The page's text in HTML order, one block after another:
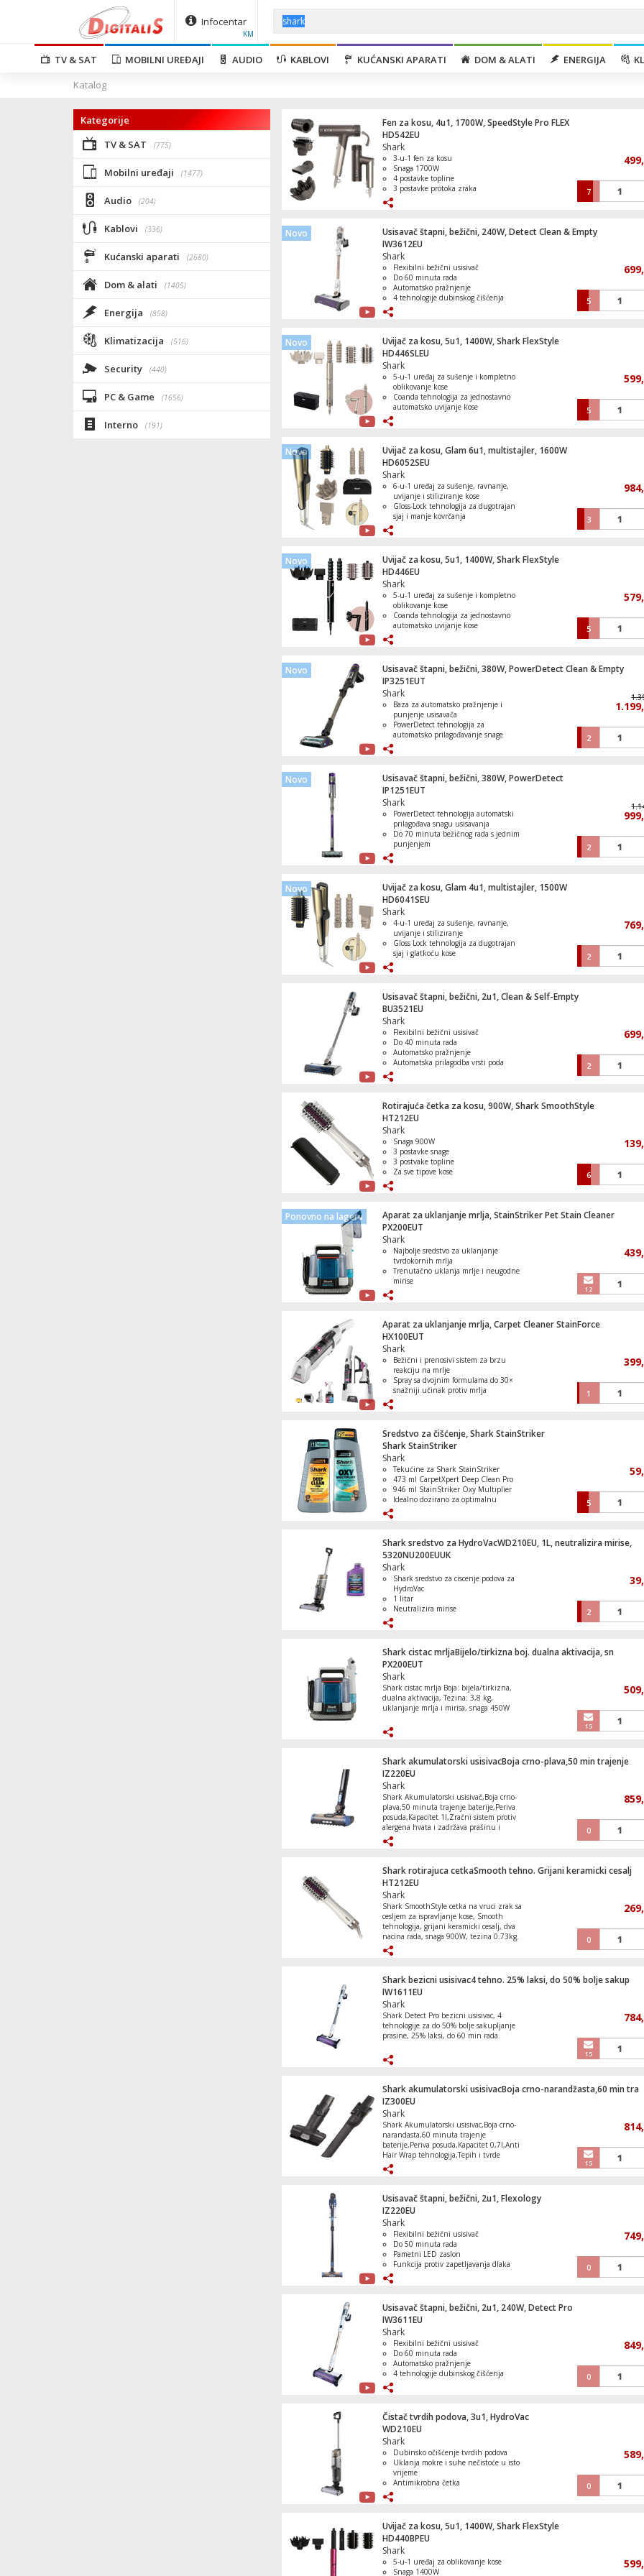
Infocentar
KM
TV & SAT MOBILNI UREĐAJI AUDIO KABLOVI KUĆANSKI APARATI DOM & ALATI ENERGIJA
Katalog
Kategorije
TV & SAT
(775)
Mobilni uređaji (1477)
Audio (204)
Kablovi (336)
Kućanski aparati (2680)
Dom & alati (1405)
Energija (858)
Klimatizacija (516)
Security (440)
PC & Game (1656)
Interno (191)
Fen za kosu, 4u1, 1700W, SpeedStyle Pro FLEX
HD542EU
Shark
3-u-1 fen za kosu
Snaga 1700W
4 postavke topline
3 postavke protoka zraka
7
Novo
Usisavač štapni, bežični, 240W, Detect Clean & Empty
IW3612EU
Shark
Flexibilni bežični usisivač
Do 60 minuta rada
Automatsko pražnjenje
4 tehnologije dubinskog čišćenja
protiv dlačica
5
Novo
Uvijač za kosu, 5u1, 1400W, Shark FlexStyle
HD446SLEU
Shark
5-u-1 uređaj za sušenje i kompletno
oblikovanje kose
Coanda tehnologija za jednostavno
automatsko uvijanje kose
oštećenja kose
Pet profesionalnih nastavaka i
praktična kutija za odlaganje
Tri nivoa temperature i tri brzine
puhanja za potpunu kontrolu
stiliziranja
5
Novo
Uvijač za kosu, Glam 6u1, multistajler, 1600W
HD6052SEU
Shark
6-u-1 uređaj za sušenje, ravnanje,
uvijanje i stiliziranje kose
Gloss-Lock tehnologija za dugotrajan
sjaj i manje kovrčanja
kontrolu temperature i protoka zraka
Šest profesionalnih nastavaka za
različite stilove frizura
Tri nivoa temperature, tri brzine
puhanja i funkcija Cool Shot
3
Novo
Uvijač za kosu, 5u1, 1400W, Shark FlexStyle
HD446EU
Shark
5-u-1 uređaj za sušenje i kompletno
oblikovanje kose
Coanda tehnologija za jednostavno
automatsko uvijanje kose
oštećenja kose
Pet profesionalnih nastavaka i
praktična kutija za odlaganje
Tri nivoa temperature i tri brzine
puhanja za potpunu kontrolu
stiliziranja
5
Novo
Usisavač štapni, bežični, 380W, PowerDetect Clean & Empty
IP3251EUT
Shark
Baza za automatsko pražnjenje i
punjenje usisavača
PowerDetect tehnologija za
automatsko prilagođavanje snage
Do 70 minuta bežičnog rada s jednim
punjenjem
DuoClean Detect četka s Anti Hair
Wrap Plus tehnologijom
Flexology savitljiva cijev za jednostavno
čišćenje ispod namještaja
2
Novo
Usisavač štapni, bežični, 380W, PowerDetect
IP1251EUT
Shark
PowerDetect tehnologija automatski
prilagođava snagu usisavanja
Do 70 minuta bežičnog rada s jednim
punjenjem
podove i tepihe
Anti Hair Wrap Plus tehnologija protiv
zapetljavanja dlaka
Flexology savitljiva cijev za lako
čišćenje ispod namještaja
2
Novo
Uvijač za kosu, Glam 4u1, multistajler, 1500W
HD6041SEU
Shark
4-u-1 uređaj za sušenje, ravnanje,
uvijanje i stiliziranje
Gloss Lock tehnologija za dugotrajan
sjaj i glatkoću kose
oblikovanje kovrča
Tri nivoa temperature i tri brzine
protoka zraka
Brzo sušenje bez termičkih oštećenja
2
Usisavač štapni, bežični, 2u1, Clean & Self-Empty
BU3521EU
Shark
Flexibilni bežični usisivač
Do 40 minuta rada
Automatsko pražnjenje
Automatska prilagodba vrsti poda
upotrebu
2
Rotirajuća četka za kosu, 900W, Shark SmoothStyle
HT212EU
Shark
Snaga 900W
3 postavke snage
3 postvake topline
Za sve tipove kose
6
Ponovno na lageru
Aparat za uklanjanje mrlja, StainStriker Pet Stain Cleaner
PX200EUT
Shark
Najbolje sredstvo za uklanjanje
tvrdokornih mrlja
Trenutačno uklanja mrlje i neugodne
mirise
uklanjanje mrlja od kućnih ljubimaca
Spremnik čiste / prljave vode - 1.25
lit./ 720 ml
Kompaktno i prijenosno pranje na licu
mjesta
12
Aparat za uklanjanje mrlja, Carpet Cleaner StainForce
HX100EUT
Shark
Bežični i prenosivi sistem za brzu
reakciju na mrlje
Spray sa dvojnim formulama do 30×
snažniji učinak protiv mrlja
Funkcija Rinse & Go samočišćenja
Kompaktan i lagan dizajn za
korištenje na različitim površinama
1
Sredstvo za čišćenje, Shark StainStriker
Shark StainStriker
Shark
Tekućine za Shark StainStriker
473 ml CarpetXpert Deep Clean Pro
946 ml StainStriker Oxy Multiplier
Idealno dozirano za optimalnu
Uklanja neugodne mirise i osvježava
tepihe
5
Shark sredstvo za HydroVacWD210EU, 1L, neutralizira mirise,
5320NU200EUUK
Shark
Shark sredstvo za ciscenje podova za
HydroVac
1 litar
Neutralizira mirise
2
Shark cistac mrljaBijelo/tirkizna boj. dualna aktivacija, sn
PX200EUT
Shark
Shark cistac mrlja Boja: bijela/tirkizna,
dualna aktivacija, Tezina: 3,8 kg,
uklanjanje mrlja i mirisa, snaga 450W
15
Shark akumulatorski usisivacBoja crno-plava,50 min trajenje
IZ220EU
Shark
Shark Akumulatorski usisivač,Boja crno-
plava,50 minuta trajenje baterije,Periva
posuda,Kapacitet 1l,Zračni sistem protiv
alergena hvata i zadržava prašinu i
alergene,Težina 2,2kg
0
Shark rotirajuca cetkaSmooth tehno. Grijani keramicki cesalj
HT212EU
Shark
Shark SmoothStyle cetka na vruci zrak sa
cesljem za ispravljanje kose, Smooth
tehnologija, grijani keramicki cesalj, dva
nacina rada, snaga 900W, tezina 0.73kg.
0
Shark bezicni usisivac4 tehno. 25% laksi, do 50% bolje sakup
IW1611EU
Shark
Shark Detect Pro bezicni usisivac, 4
tehnologije za do 50% bolje sakupljanje
prasine, 25% laksi, do 60 min rada.
15
Shark akumulatorski usisivacBoja crno-narandžasta,60 min tra
IZ300EU
Shark
Shark Akumulatorski usisivac,Boja crno-
narandasta,60 minuta trajenje
baterije,Periva posuda,Kapacitet 0,7l,Anti
Hair Wrap tehnologija,Tepih i tvrde
podloge,Teina 4,6kg
15
Usisavač štapni, bežični, 2u1, Flexology
IZ220EU
Shark
Flexibilni bežični usisivač
Do 50 minuta rada
Pametni LED zaslon
Funkcija protiv zapetljavanja dlaka
0
Usisavač štapni, bežični, 2u1, 240W, Detect Pro
IW3611EU
Shark
Flexibilni bežični usisivač
Do 60 minuta rada
Automatsko pražnjenje
4 tehnologije dubinskog čišćenja
čišćenja
0
Čistač tvrdih podova, 3u1, HydroVac
WD210EU
Shark
Dubinsko očišćenje tvrdih podova
Uklanja mokre i suhe nečistoće u isto
vrijeme
Antimikrobna četka
Lako se prazni i sam se čisti
0
Uvijač za kosu, 5u1, 1400W, Shark FlexStyle
HD440BPEU
Shark
5-u-1 uređaj za oblikovanje kose
Snaga 1400W
Kuhinjska napa, ugradbena, 146 W,
aluminijum/staklo
Bojler visokotlačni, 93.4 lit., 2000 W
Mašina za veš /sušilica, 1400 obrtaja, 8/6
Usisavač sa posudom, vodena filtracija,
Slušalice bežične, Bluetooth
lit., E
Zamrzivač / Škrinja zapremina 287
lit., 50cm, A
Igra PlayStation 4: The Quarry
Strujni razdjeljnik, 2 x Shuko utičnica